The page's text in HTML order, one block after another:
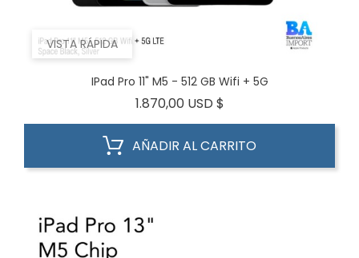
VISTA RÁPIDA
IPad Pro 11" M5 - 512 GB Wifi + 5G
1.870,00 USD $
AÑADIR AL CARRITO